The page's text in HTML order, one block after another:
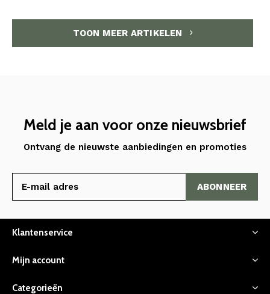
TOON MEER ARTIKELEN
Meld je aan voor onze nieuwsbrief
Ontvang de nieuwste aanbiedingen en promoties
ABONNEER
Klantenservice
Mijn account
Categorieën